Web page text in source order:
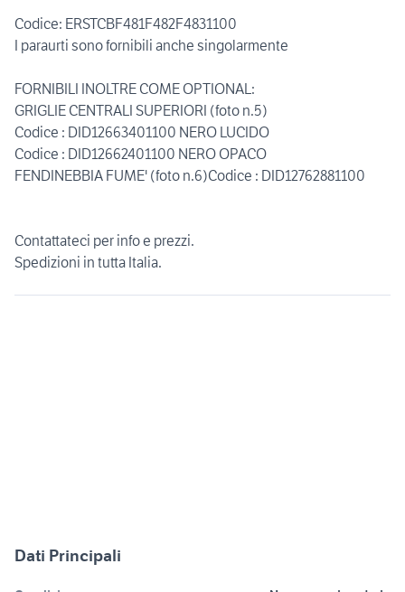
Codice: ERSTCBF481F482F4831100
I paraurti sono fornibili anche singolarmente
FORNIBILI INOLTRE COME OPTIONAL:
GRIGLIE CENTRALI SUPERIORI (foto n.5)
Codice : DID12663401100 NERO LUCIDO
Codice : DID12662401100 NERO OPACO
FENDINEBBIA FUME' (foto n.6)Codice : DID12762881100
Contattateci per info e prezzi.
Spedizioni in tutta Italia.
Dati Principali